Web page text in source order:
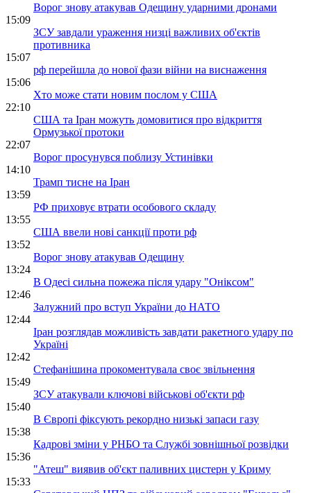
Ворог знову атакував Одещину ударними дронами
15:09
ЗСУ завдали ураження низці важливих об'єктів
противника
15:07
рф перейшла до нової фази війни на виснаження
15:06
Хто може стати новим послом у США
22:10
США та Іран можуть домовитися про відкриття
Ормузької протоки
22:07
Ворог просунувся поблизу Устинівки
14:10
Трамп тисне на Іран
13:59
РФ приховує втрати особового складу
13:55
США ввели нові санкції проти рф
13:52
Ворог знову атакував Одещину
13:24
В Одесі сильна пожежа після удару "Оніксом"
12:46
Залужний про вступ України до НАТО
12:44
Іран розглядав можливість завдати ракетного удару по
Україні
12:42
Стефанішина прокоментувала своє звільнення
15:49
ЗСУ атакували ключові військові об'єкти рф
15:40
В Європі фіксують рекордно низькі запаси газу
15:38
Кадрові зміни у РНБО та Службі зовнішньої розвідки
15:36
"Атеш" виявив об'єкт паливних цистерн у Криму
15:33